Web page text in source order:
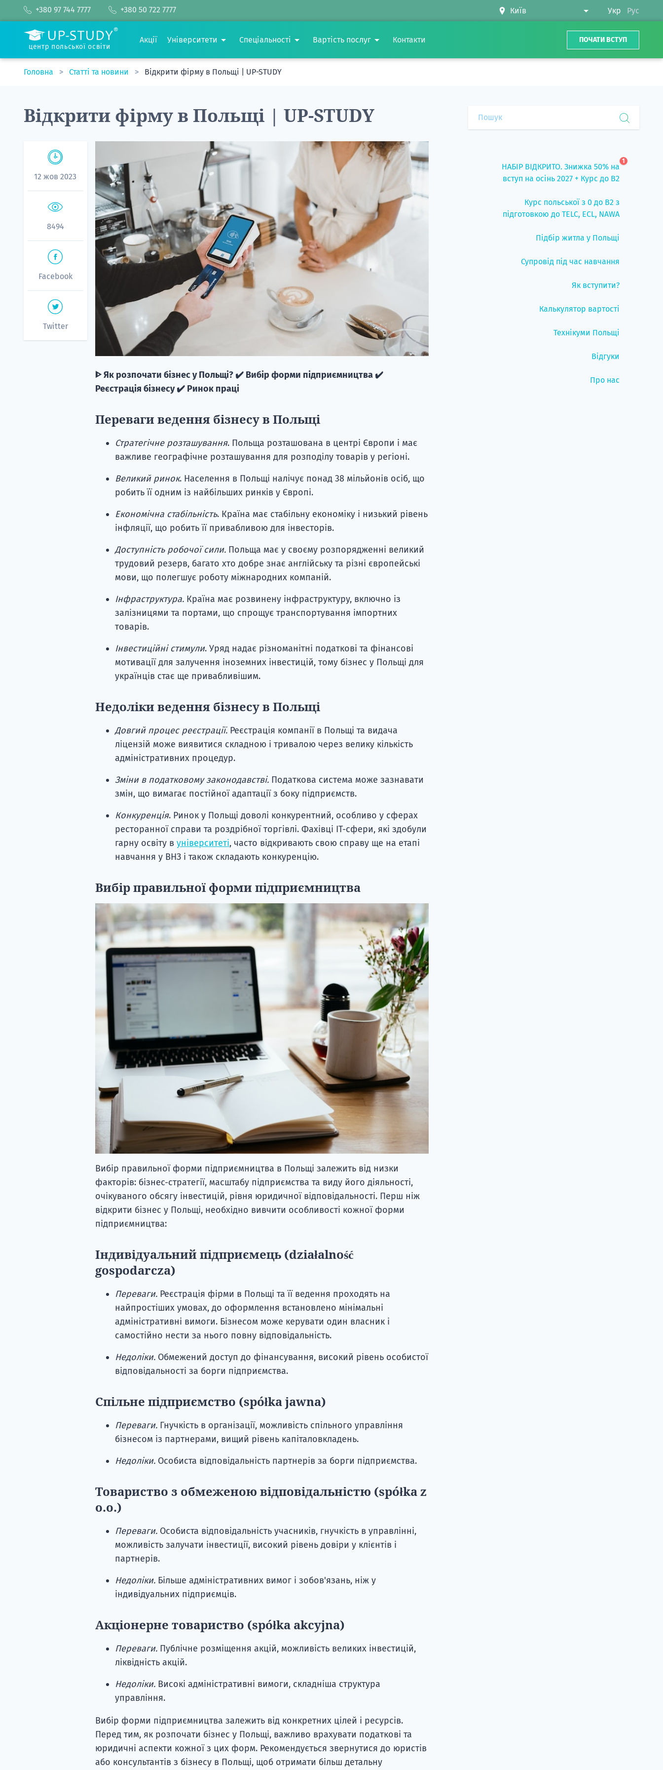
+380 97 744 7777 +380 50 722 7777 Укр Рус
центр польської освіти
Акції Університети Спеціальності Вартість послуг Контакти ПОЧАТИ ВСТУП
Головна Статті та новини Відкрити фірму в Польщі | UP-STUDY
Відкрити фірму в Польщі | UP-STUDY
12 жов 2023
8494
Facebook
Twitter
ᐈ Як розпочати бізнес у Польщі? ✔️ Вибір форми підприємництва ✔️
Реєстрація бізнесу ✔️ Ринок праці
Переваги ведення бізнесу в Польщі
Стратегічне розташування. Польща розташована в центрі Європи і має
важливе географічне розташування для розподілу товарів у регіоні.
Великий ринок. Населення в Польщі налічує понад 38 мільйонів осіб, що
робить її одним із найбільших ринків у Європі.
Економічна стабільність. Країна має стабільну економіку і низький рівень
інфляції, що робить її привабливою для інвесторів.
Доступність робочої сили. Польща має у своєму розпорядженні великий
трудовий резерв, багато хто добре знає англійську та різні європейські
мови, що полегшує роботу міжнародних компаній.
Інфраструктура. Країна має розвинену інфраструктуру, включно із
залізницями та портами, що спрощує транспортування імпортних
товарів.
Інвестиційні стимули. Уряд надає різноманітні податкові та фінансові
мотивації для залучення іноземних інвестицій, тому бізнес у Польщі для
українців стає ще привабливішим.
Недоліки ведення бізнесу в Польщі
Довгий процес реєстрації. Реєстрація компанії в Польщі та видача
ліцензій може виявитися складною і тривалою через велику кількість
адміністративних процедур.
Зміни в податковому законодавстві. Податкова система може зазнавати
змін, що вимагає постійної адаптації з боку підприємств.
Конкуренція. Ринок у Польщі доволі конкурентний, особливо у сферах
ресторанної справи та роздрібної торгівлі. Фахівці IT-сфери, які здобули
гарну освіту в університеті, часто відкривають свою справу ще на етапі
навчання у ВНЗ і також складають конкуренцію.
Вибір правильної форми підприємництва
Вибір правильної форми підприємництва в Польщі залежить від низки
факторів: бізнес-стратегії, масштабу підприємства та виду його діяльності,
очікуваного обсягу інвестицій, рівня юридичної відповідальності. Перш ніж
відкрити бізнес у Польщі, необхідно вивчити особливості кожної форми
підприємництва:
Індивідуальний підприємець (działalność
gospodarcza)
Переваги.Реєстрація фірми в Польщі та її ведення проходять на
найпростіших умовах, до оформлення встановлено мінімальні
адміністративні вимоги. Бізнесом може керувати один власник і
самостійно нести за нього повну відповідальність.
Недоліки.Обмежений доступ до фінансування, високий рівень особистої
відповідальності за борги підприємства.
Спільне підприємство (spółka jawna)
Переваги.Гнучкість в організації, можливість спільного управління
бізнесом із партнерами, вищий рівень капіталовкладень.
Недоліки.Особиста відповідальність партнерів за борги підприємства.
Товариство з обмеженою відповідальністю (spółka z
o.o.)
Переваги.Особиста відповідальність учасників, гнучкість в управлінні,
можливість залучати інвестиції, високий рівень довіри у клієнтів і
партнерів.
Недоліки.Більше адміністративних вимог і зобов'язань, ніж у
індивідуальних підприємців.
Акціонерне товариство (spółka akcyjna)
Переваги.Публічне розміщення акцій, можливість великих інвестицій,
ліквідність акцій.
Недоліки.Високі адміністративні вимоги, складніша структура
управління.
Вибір форми підприємництва залежить від конкретних цілей і ресурсів.
Перед тим, як розпочати бізнес у Польщі, важливо врахувати податкові та
юридичні аспекти кожної з цих форм. Рекомендується звернутися до юристів
або консультантів з бізнесу в Польщі, щоб отримати більш детальну
НАБІР ВІДКРИТО. Знижка 50% на
вступ на осінь 2027 + Курс до B2
1
Курс польської з 0 до B2 з
підготовкою до TELC, ECL, NAWA
Підбір житла у Польщі
Супровід під час навчання
Як вступити?
Калькулятор вартості
Технікуми Польщі
Відгуки
Про нас